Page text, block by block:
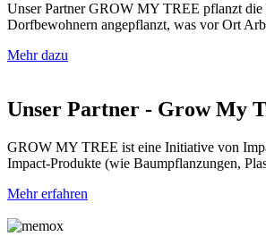
Unser Partner GROW MY TREE pflanzt die
Dorfbewohnern angepflanzt, was vor Ort
Mehr dazu
Unser Partner - Grow My
GROW MY TREE ist eine Initiative von
Impact-Produkte (wie Baumpflanzungen,
Mehr erfahren